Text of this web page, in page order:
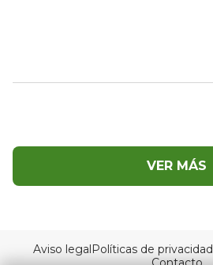
VER MÁS
Aviso legalPolíticas de privacidad